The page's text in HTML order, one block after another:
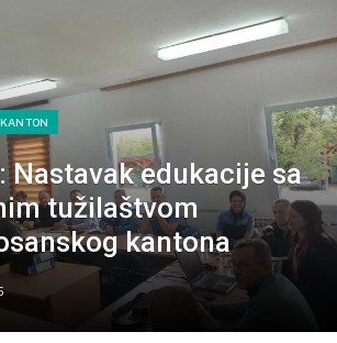
Nastavak edukacije sa
tužilaštvom
kantona